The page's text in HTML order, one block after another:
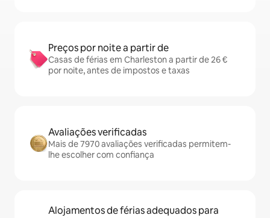
Preços por noite a partir de
Casas de férias em Charleston a partir de 26 €
por noite, antes de impostos e taxas
Avaliações verificadas
Mais de 7970 avaliações verificadas permitem-
lhe escolher com confiança
Alojamentos de férias adequados para